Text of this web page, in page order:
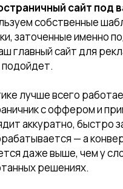
сайт под
собственные
заточенные именно
главный сайт для
подойдет.
лучше всего
с оффером и
аккуратно, быстро
— а
даже выше, чем у
решениях.